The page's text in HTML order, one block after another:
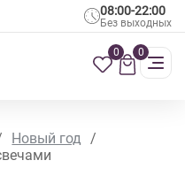
08:00-22:00
Без выходных
0 0
Новый год
/